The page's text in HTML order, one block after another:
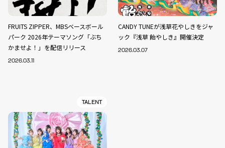
FRUITS ZIPPER、MBSベースボール
パーク 2026年テーマソング「ぶち
かませよ！」を配信リリース
2026.03.11
CANDY TUNEが浅草花やしきをジャ
ック『浅草 飴やしき』開催決定
2026.03.07
TALENT